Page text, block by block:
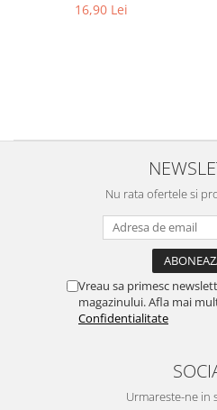
16,90 Lei
Nu rata ofertele si
Vreau sa primesc
magazinului. Afla mai
Confidentialitate
Urmareste-ne in